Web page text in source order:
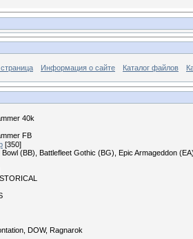
Информация о сайте Каталог файлов
40k
FB
[350]
(BB), Battlefleet Gothic (BG), Epic Armageddon
DOW, Ragnarok